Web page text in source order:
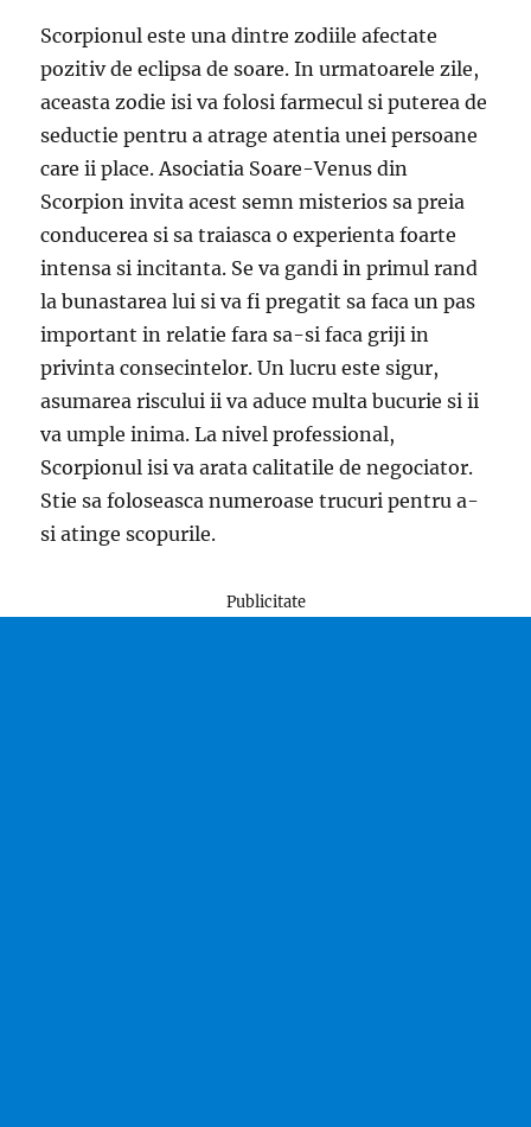
Scorpionul este una dintre zodiile afectate
pozitiv de eclipsa de soare. In urmatoarele zile,
aceasta zodie isi va folosi farmecul si puterea de
seductie pentru a atrage atentia unei persoane
care ii place. Asociatia Soare-Venus din
Scorpion invita acest semn misterios sa preia
conducerea si sa traiasca o experienta foarte
intensa si incitanta. Se va gandi in primul rand
la bunastarea lui si va fi pregatit sa faca un pas
important in relatie fara sa-si faca griji in
privinta consecintelor. Un lucru este sigur,
asumarea riscului ii va aduce multa bucurie si ii
va umple inima. La nivel professional,
Scorpionul isi va arata calitatile de negociator.
Stie sa foloseasca numeroase trucuri pentru a-
si atinge scopurile.
Publicitate